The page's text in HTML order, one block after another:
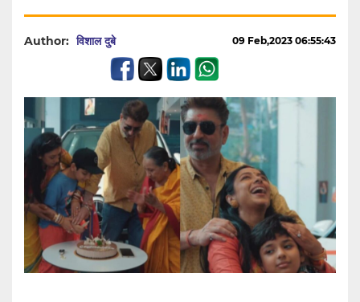
Author: विशाल दुबे 09 Feb,2023 06:55:43